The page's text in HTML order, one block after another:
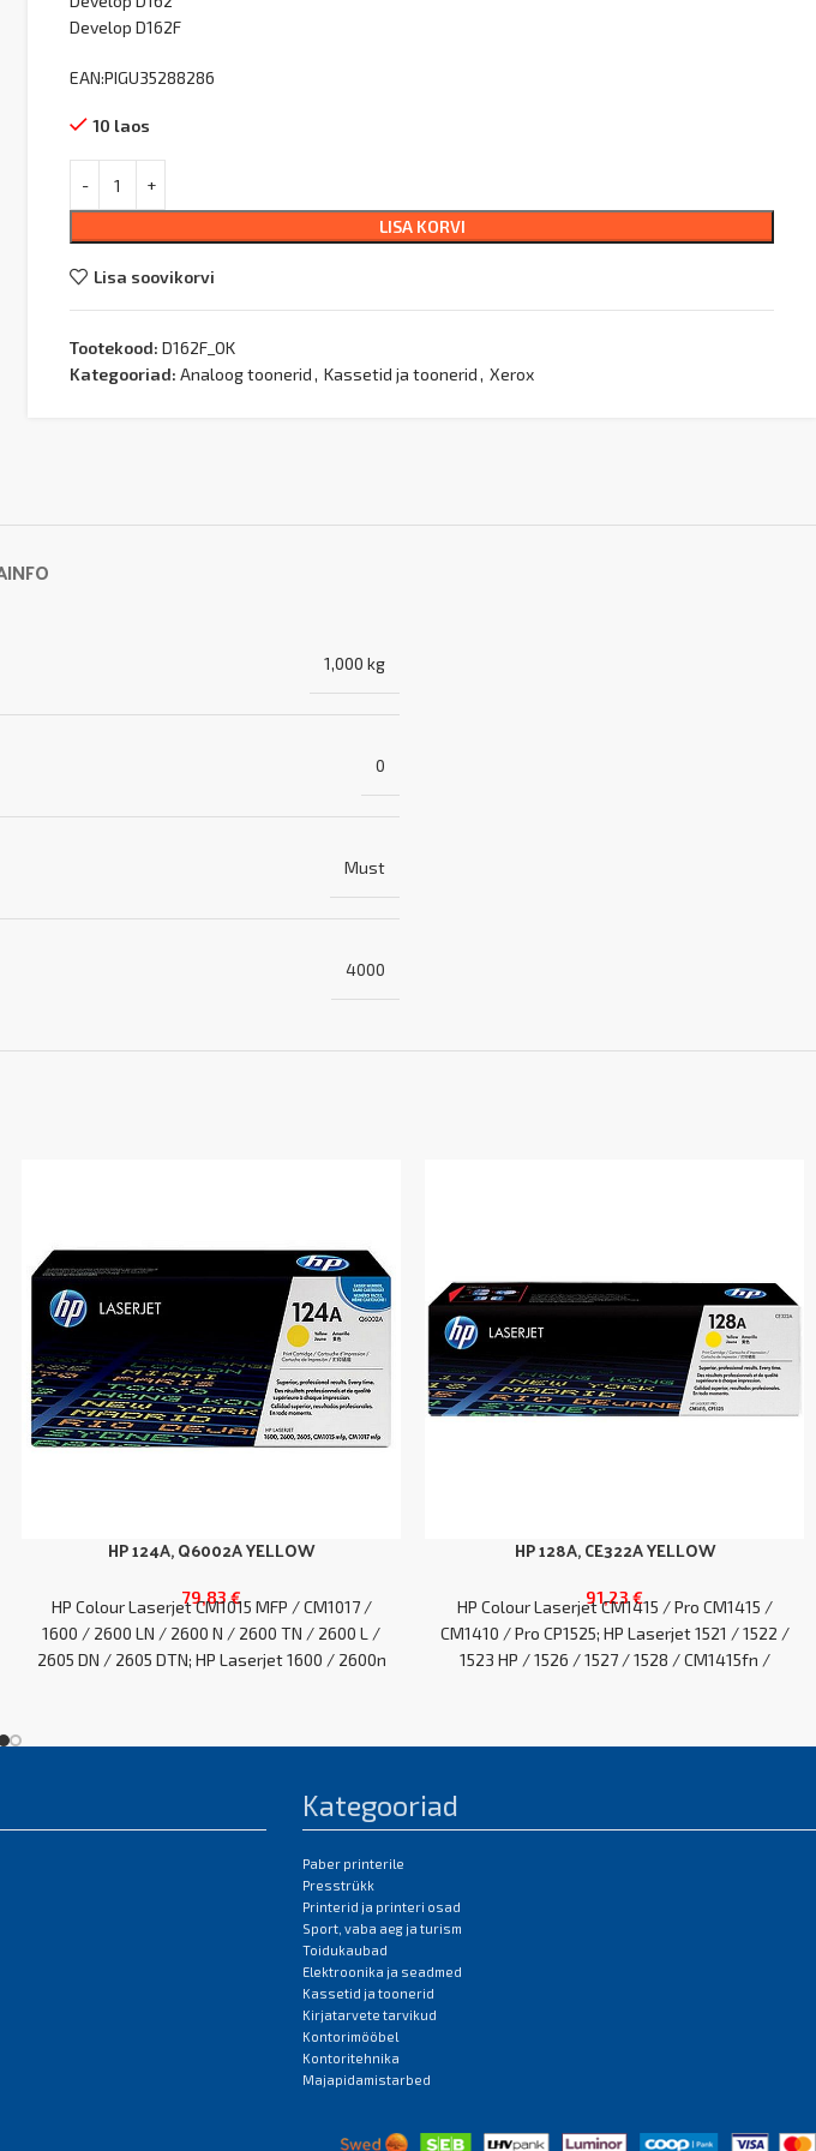
Develop D162F
EAN:PIGU35288286
10 laos
LISA KORVI
Lisa soovikorvi
Tootekood: D162F_OK
Kategooriad: Analoog toonerid, Kassetid ja toonerid, Xerox
1,000 kg
0
Must
4000
HP 124A, Q6002A YELLOW
79,83€
HP Colour Laserjet CM1015 MFP / CM1017 /
1600 / 2600 LN / 2600 N / 2600 TN / 2600 L /
2605 DN / 2605 DTN; HP Laserjet 1600 / 2600n
HP 128A, CE322A YELLOW
91,23€
HP Colour Laserjet CM1415 / Pro CM1415 /
CM1410 / Pro CP1525; HP Laserjet 1521 / 1522 /
1523 HP / 1526 / 1527 / 1528 / CM1415fn /
Kategooriad
Paber printerile
Presstrükk
Printerid ja printeri osad
Sport, vaba aeg ja turism
Toidukaubad
Elektroonika ja seadmed
Kassetid ja toonerid
Kirjatarvete tarvikud
Kontorimööbel
Kontoritehnika
Majapidamistarbed